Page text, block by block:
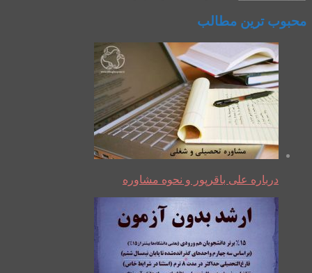
محبوب ترین مطالب
درباره علی باقرپور و نحوه مشاوره